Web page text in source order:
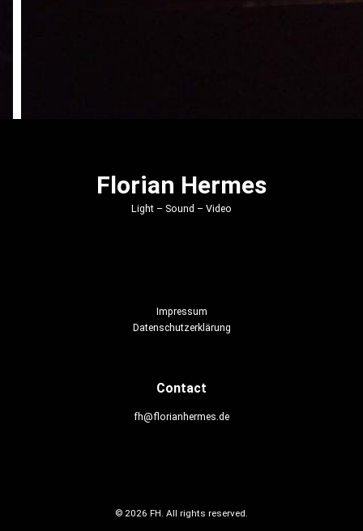
Florian Hermes
Light – Sound – Video
Impressum
Datenschutzerklärung
Contact
fh@florianhermes.de
© 2026 FH. All rights reserved.